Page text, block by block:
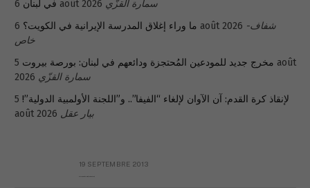
في لبنان 6 août 2026 سمارة القزّي
ما وراء إغلاق المدرسة الإيرانية في الكويت؟ 6 août 2026 شفاف-
خاص
مخرج جديد للمودعين المُحتجزة ودائعهم في لبنان: بورصة بيروت 5 août
2026 سمارة القزّي
لإنقاذ كرة القدم: آن الآوان لإلغاء “الفيفا”.. و”اللجنة الأولمبية الدولية”! 5
août 2026 بيار عقل
19 SEPTEMBRE 2013